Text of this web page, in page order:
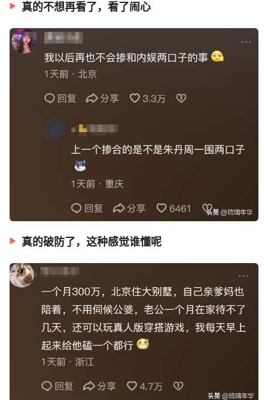
真的不想再看了，看了闹心
真的破防了，这种感觉谁懂呢